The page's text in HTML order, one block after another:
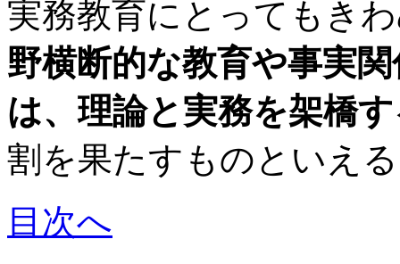
実務教育にとってもき
野横断的な教育や事実
は、理論と実務を架橋
割を果たすものといえ
目次へ